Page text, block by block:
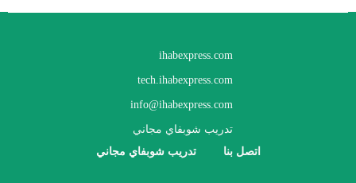
ihabexpress.com
tech.ihabexpress.com
info@ihabexpress.com
تدريب شوبفاي مجاني
اتصل بنا تدريب شوبفاي مجاني